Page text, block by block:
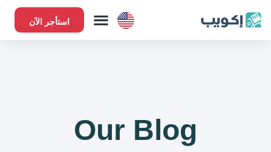
استأجر الآن
Our Blog